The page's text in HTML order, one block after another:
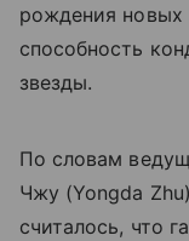
рождения новых
способность
звезды.
По словам
Чжу (Yongda
считалось, что